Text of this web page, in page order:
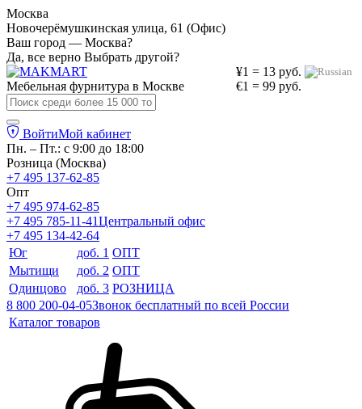
Москва
Новочерёмушкинская улица, 61 (Офис)
Ваш город — Москва?
Да, все верно Выбрать другой?
¥1 = 13 руб.
€1 = 99 руб.
Мебельная фурнитура в Москве
ВойтиМой кабинет
Пн. – Пт.: с 9:00 до 18:00
Розница (Москва)
+7 495 137-62-85
Опт
+7 495 974-62-85
+7 495 785-11-41Центральный офис
+7 495 134-42-64
Юг
доб. 1 ОПТ
Мытищи
доб. 2 ОПТ
Одинцово
доб. 3 РОЗНИЦА
8 800 200-04-05Звонок бесплатный по всей России
Каталог товаров